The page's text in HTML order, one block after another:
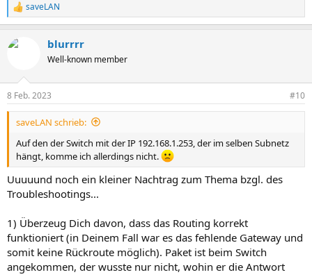
R
e
k
e
n
saveLAN
blurrrr
Well-known member
8 Feb. 2023 #10
saveLAN schrieb:
Auf den der Switch mit der IP 192.168.1.253, der im selben Subnetz
hängt, komme ich allerdings nicht.
Uuuuund noch ein kleiner Nachtrag zum Thema bzgl. des
Troubleshootings...
1) Überzeug Dich davon, dass das Routing korrekt
funktioniert (in Deinem Fall war es das fehlende Gateway und
somit keine Rückroute möglich). Paket ist beim Switch
angekommen, der wusste nur nicht, wohin er die Antwort